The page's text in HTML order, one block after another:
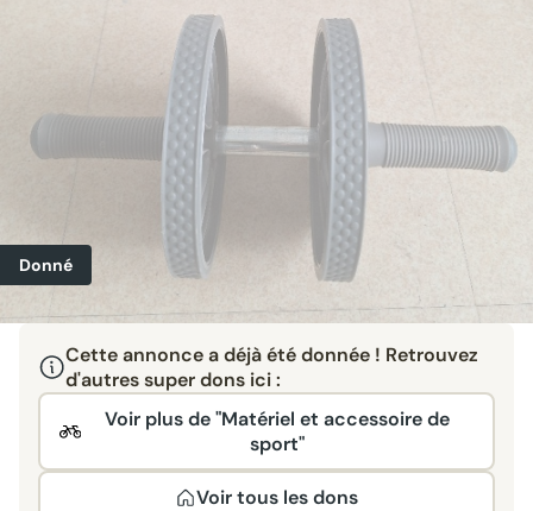
Donné
Cette annonce a déjà été donnée ! Retrouvez
d'autres super dons ici :
Voir plus de "Matériel et accessoire de
sport"
Voir tous les dons